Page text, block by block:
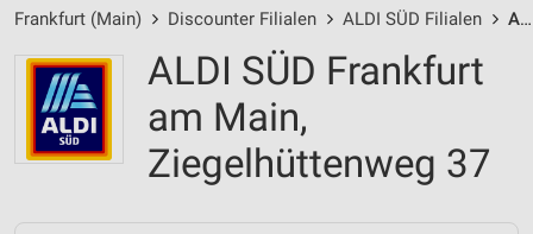
Frankfurt (Main) Discounter Filialen ALDI SÜD Filialen ALDI SÜD Frankfurt am Main / Ziegelhüttenweg 37 - Öffnungszeiten & Adresse
ALDI SÜD Frankfurt
am Main,
Ziegelhüttenweg 37